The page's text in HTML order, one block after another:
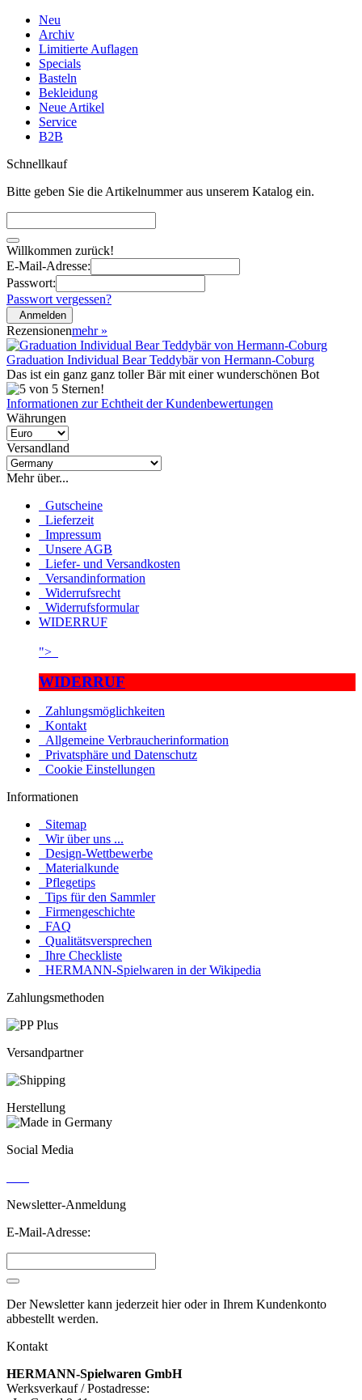
Neu
Archiv
Limitierte Auflagen
Specials
Basteln
Bekleidung
Neue Artikel
Service
B2B
Schnellkauf
Bitte geben Sie die Artikelnummer aus unserem Katalog ein.
Willkommen zurück!
E-Mail-Adresse:
Passwort:
Passwort vergessen?
Anmelden
Rezensionenmehr »
Graduation Individual Bear Teddybär von Hermann-Coburg
Das ist ein ganz ganz toller Bär mit einer wunderschönen Bot
Informationen zur Echtheit der Kundenbewertungen
Währungen
Versandland
Mehr über...
Gutscheine
Lieferzeit
Impressum
Unsere AGB
Liefer- und Versandkosten
Versandinformation
Widerrufsrecht
Widerrufsformular
WIDERRUF
">
WIDERRUF
Zahlungsmöglichkeiten
Kontakt
Allgemeine Verbraucherinformation
Privatsphäre und Datenschutz
Cookie Einstellungen
Informationen
Sitemap
Wir über uns ...
Design-Wettbewerbe
Materialkunde
Pflegetips
Tips für den Sammler
Firmengeschichte
FAQ
Qualitätsversprechen
Ihre Checkliste
HERMANN-Spielwaren in der Wikipedia
Zahlungsmethoden
Versandpartner
Herstellung
Social Media
Newsletter-Anmeldung
E-Mail-Adresse:
Der Newsletter kann jederzeit hier oder in Ihrem Kundenkonto
abbestellt werden.
Kontakt
HERMANN-Spielwaren GmbH
Werksverkauf / Postadresse: